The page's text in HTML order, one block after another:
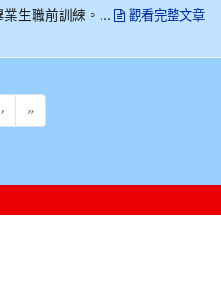
生職前訓練。...
觀看完整文章
› »